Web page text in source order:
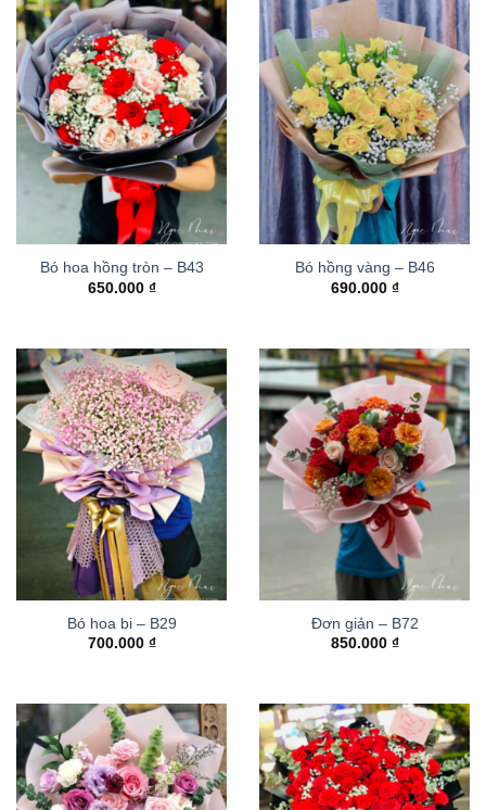
Bó hoa hồng tròn – B43
650.000 ₫
Bó hồng vàng – B46
690.000 ₫
Bó hoa bi – B29
700.000 ₫
Đơn giản – B72
850.000 ₫